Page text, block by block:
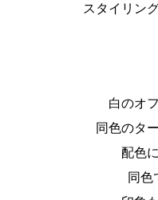
スタイリン
白のオ
同色のタ
配色
同色